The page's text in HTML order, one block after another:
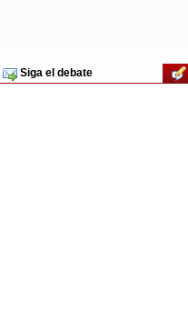
Siga el debate